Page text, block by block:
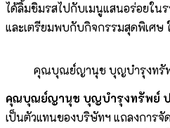
ได้ลิ้มชิมรสไปกับเมนูแสนอร่อยใ
และเตรียมพบกับกิจกรรมสุดพิเศษ
คุณบุณย์ญานุช บุญบำรุงทรัพ
คุณบุณย์ญานุช บุญบำรุงทรัพย์ ปร
เป็นตัวแทนของบริษัทฯ แถลงการ